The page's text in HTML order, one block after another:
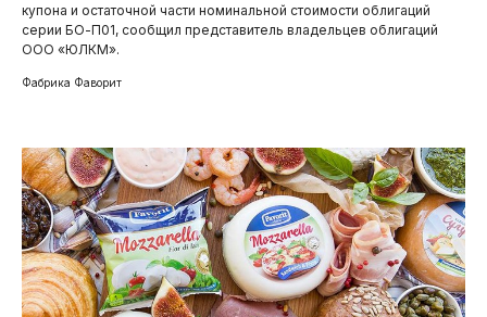
купона и остаточной части номинальной стоимости облигаций
серии БО-П01, сообщил представитель владельцев облигаций
ООО «ЮЛКМ».
Фабрика Фаворит